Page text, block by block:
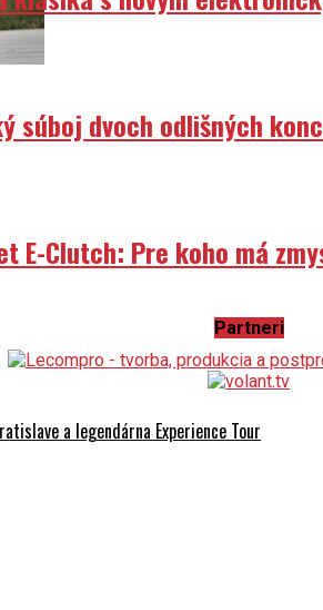
a legendárna Experience Tour
súboj dvoch odlišných
E-Clutch: Pre koho má
Partneri